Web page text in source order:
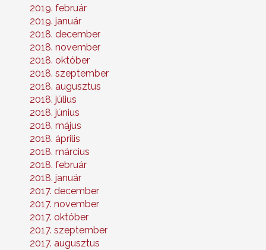
2019. február
2019. január
2018. december
2018. november
2018. október
2018. szeptember
2018. augusztus
2018. július
2018. június
2018. május
2018. április
2018. március
2018. február
2018. január
2017. december
2017. november
2017. október
2017. szeptember
2017. augusztus